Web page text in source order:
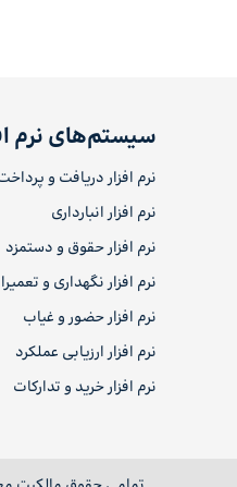
سیستم‌های نرم
نرم افزار دریافت و
نرم افزار انبارداری
نرم افزار حقوق و دستمزد
نرم افزار نگهداری و
نرم افزار حضور و غیاب
نرم افزار ارزیابی عملکرد
نرم افزار خرید و تدارکات